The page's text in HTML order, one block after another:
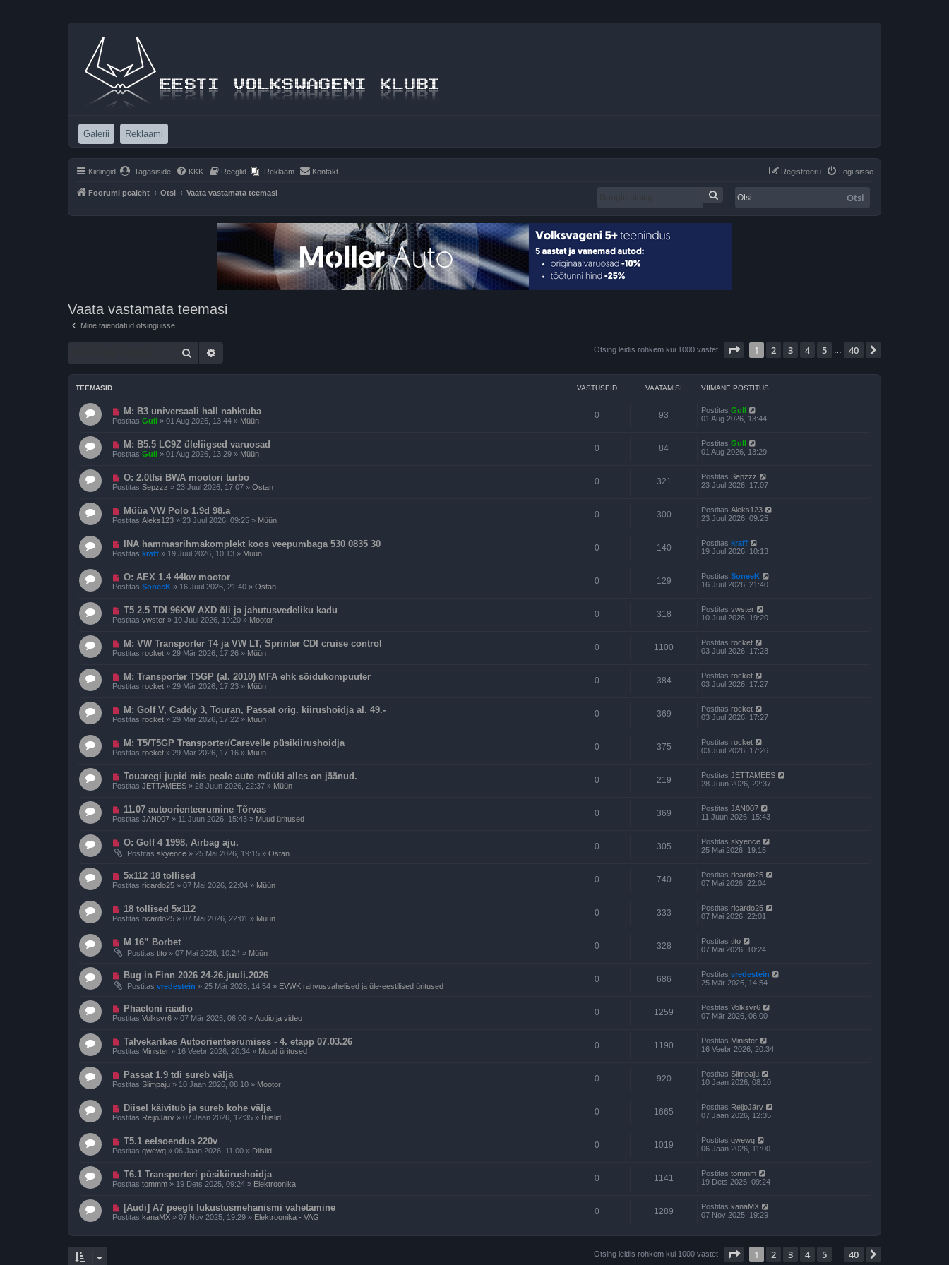
Galerii (Opens a new tab)
Reklaami
Kiirlingid Tagasiside KKK Reeglid Reklaam Kontakt Logi sisse
Registreeru
Foorumi pealeht Otsi Vaata vastamata teemasi Otsi
Vaata vastamata teemasi
Mine täiendatud otsinguisse
Otsi Otsing leidis rohkem kui 1000 vastet . leht 40 -st
1 2 3 4 5 40
TEEMASID VASTUSEID VAATAMISI VIIMANE POSTITUS
U
u
s
o
s
u
M: B3 universaali hall nahktuba
Postitas Gull » 01 Aug 2026, 13:44 » Müün
0 93 Postitas Gull
01 Aug 2026, 13:44
U
u
s
o
s
u
M: B5.5 LC9Z üleliigsed varuosad
Postitas Gull » 01 Aug 2026, 13:29 » Müün
0 84 Postitas Gull
01 Aug 2026, 13:29
U
u
s
o
s
u
O: 2.0tfsi BWA mootori turbo
Postitas Sepzzz » 23 Juul 2026, 17:07 » Ostan
0 321 Postitas Sepzzz
23 Juul 2026, 17:07
U
u
s
o
s
u
Müüa VW Polo 1.9d 98.a
Postitas Aleks123 » 23 Juul 2026, 09:25 » Müün
0 300 Postitas Aleks123
23 Juul 2026, 09:25
U
u
s
o
s
u
INA hammasrihmakomplekt koos veepumbaga 530 0835 30
Postitas kraff » 19 Juul 2026, 10:13 » Müün
0 140 Postitas kraff
19 Juul 2026, 10:13
U
u
s
o
s
u
O: AEX 1.4 44kw mootor
Postitas SoneeK » 16 Juul 2026, 21:40 » Ostan
0 129 Postitas SoneeK
16 Juul 2026, 21:40
U
u
s
o
s
u
T5 2.5 TDI 96KW AXD õli ja jahutusvedeliku kadu
Postitas vwster » 10 Juul 2026, 19:20 » Mootor
0 318 Postitas vwster
10 Juul 2026, 19:20
U
u
s
o
s
u
M: VW Transporter T4 ja VW LT, Sprinter CDI cruise control
Postitas rocket » 29 Mär 2026, 17:26 » Müün
0 1100 Postitas rocket
03 Juul 2026, 17:28
U
u
s
o
s
u
M: Transporter T5GP (al. 2010) MFA ehk sõidukompuuter
Postitas rocket » 29 Mär 2026, 17:23 » Müün
0 384 Postitas rocket
03 Juul 2026, 17:27
U
u
s
o
s
u
M: Golf V, Caddy 3, Touran, Passat orig. kiirushoidja al. 49.-
Postitas rocket » 29 Mär 2026, 17:22 » Müün
0 369 Postitas rocket
03 Juul 2026, 17:27
U
u
s
o
s
u
M: T5/T5GP Transporter/Carevelle püsikiirushoidja
Postitas rocket » 29 Mär 2026, 17:16 » Müün
0 375 Postitas rocket
03 Juul 2026, 17:26
U
u
s
o
s
u
s
Touaregi jupid mis peale auto müüki alles on jäänud.
Postitas JETTAMEES » 28 Juun 2026, 22:37 » Müün
0 219 Postitas JETTAMEES
28 Juun 2026, 22:37
U
u
s
o
s
t
u
11.07 autoorienteerumine Tõrvas
Postitas JAN007 » 11 Juun 2026, 15:43 » Muud üritused
0 369 Postitas JAN007
11 Juun 2026, 15:43
U
s
o
s
u
O: Golf 4 1998, Airbag aju.
Postitas skyence » 25 Mai 2026, 19:15 » Ostan
0 305 Postitas skyence
25 Mai 2026, 19:15
U
u
s
o
s
u
s
5x112 18 tollised
Postitas ricardo25 » 07 Mai 2026, 22:04 » Müün
0 740 Postitas ricardo25
07 Mai 2026, 22:04
U
u
s
o
s
t
u
s
18 tollised 5x112
Postitas ricardo25 » 07 Mai 2026, 22:01 » Müün
0 333 Postitas ricardo25
07 Mai 2026, 22:01
U
s
o
s
t
u
M 16” Borbet
Postitas tito » 07 Mai 2026, 10:24 » Müün
0 328 Postitas tito
07 Mai 2026, 10:24
U
s
o
s
u
Bug in Finn 2026 24-26.juuli.2026
Postitas vredestein » 25 Mär 2026, 14:54 » EVWK rahvusvahelised ja üle-eestilised üritused
0 686 Postitas vredestein
25 Mär 2026, 14:54
U
u
s
o
s
u
Phaetoni raadio
Postitas Volksvr6 » 07 Mär 2026, 06:00 » Audio ja video
0 1259 Postitas Volksvr6
07 Mär 2026, 06:00
U
u
s
o
s
u
Talvekarikas Autoorienteerumises - 4. etapp 07.03.26
Postitas Minister » 16 Veebr 2026, 20:34 » Muud üritused
0 1190 Postitas Minister
16 Veebr 2026, 20:34
U
u
s
o
s
u
Passat 1.9 tdi sureb välja
Postitas Siimpaju » 10 Jaan 2026, 08:10 » Mootor
0 920 Postitas Siimpaju
10 Jaan 2026, 08:10
U
u
s
o
s
u
Diisel käivitub ja sureb kohe välja
Postitas ReijoJärv » 07 Jaan 2026, 12:35 » Diislid
0 1665 Postitas ReijoJärv
07 Jaan 2026, 12:35
U
u
s
o
s
u
T5.1 eelsoendus 220v
Postitas qwewq » 06 Jaan 2026, 11:00 » Diislid
0 1019 Postitas qwewq
06 Jaan 2026, 11:00
U
u
s
o
s
T6.1 Transporteri püsikiirushoidja
Postitas tommm » 19 Dets 2025, 09:24 » Elektroonika
0 1141 Postitas tommm
19 Dets 2025, 09:24
U
u
s
[Audi] A7 peegli lukustusmehanismi vahetamine
Postitas kanaMX » 07 Nov 2025, 19:29 » Elektroonika - VAG
0 1289 Postitas kanaMX
07 Nov 2025, 19:29
Otsing leidis rohkem kui 1000 vastet . leht 40 -st
1 2 3 4 5 40